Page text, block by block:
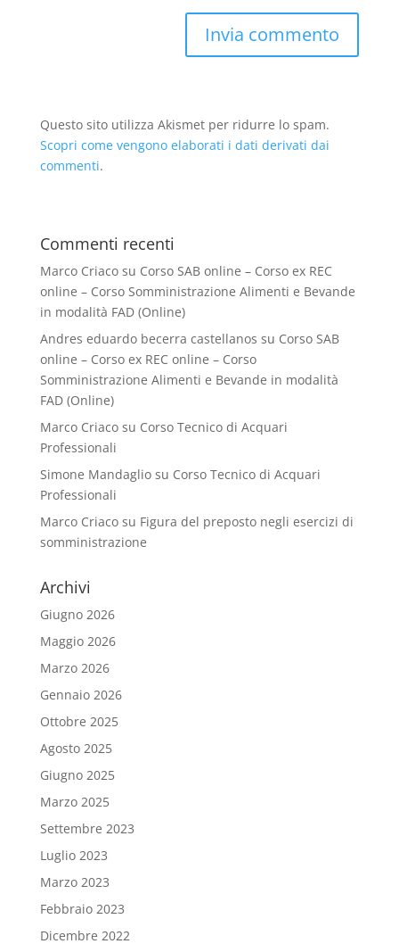
Questo sito utilizza Akismet per ridurre lo spam.
Scopri come vengono elaborati i dati derivati dai
commenti.
Commenti recenti
Marco Criacosu Corso SAB online – Corso ex REC
online – Corso Somministrazione Alimenti e Bevande
in modalità FAD (Online)
Andres eduardo becerra castellanos su Corso SAB
online – Corso ex REC online – Corso
Somministrazione Alimenti e Bevande in modalità
FAD (Online)
Marco Criacosu Corso Tecnico di Acquari
Professionali
Simone Mandagliosu Corso Tecnico di Acquari
Professionali
Marco Criacosu Figura del preposto negli esercizi di
somministrazione
Archivi
Giugno 2026
Maggio 2026
Marzo 2026
Gennaio 2026
Ottobre 2025
Agosto 2025
Giugno 2025
Marzo 2025
Settembre 2023
Luglio 2023
Marzo 2023
Febbraio 2023
Dicembre 2022